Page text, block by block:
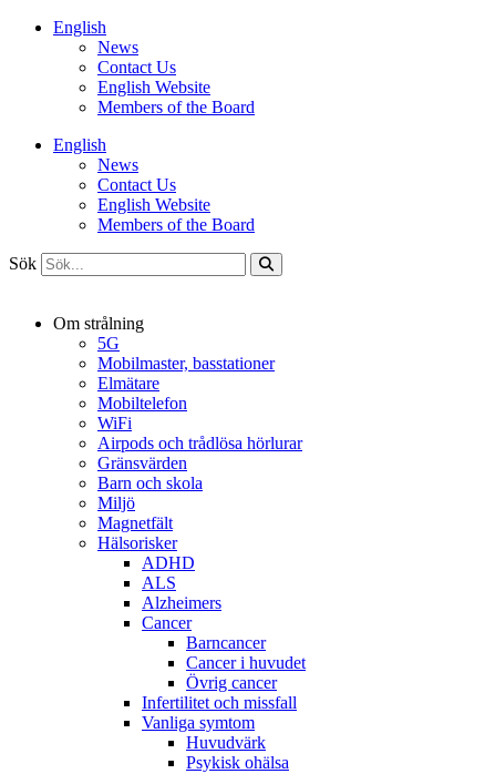
HoppaEnglish
News
Contact Us
English Website
Members of the Board
English
News
Contact Us
English Website
Members of the Board
Sök
Om strålning
5G
Mobilmaster, basstationer
Elmätare
Mobiltelefon
WiFi
Airpods och trådlösa hörlurar
Gränsvärden
Barn och skola
Miljö
Magnetfält
Hälsorisker
ADHD
ALS
Alzheimers
Cancer
Barncancer
Cancer i huvudet
Övrig cancer
Infertilitet och missfall
Vanliga symtom
Huvudvärk
Psykisk ohälsa